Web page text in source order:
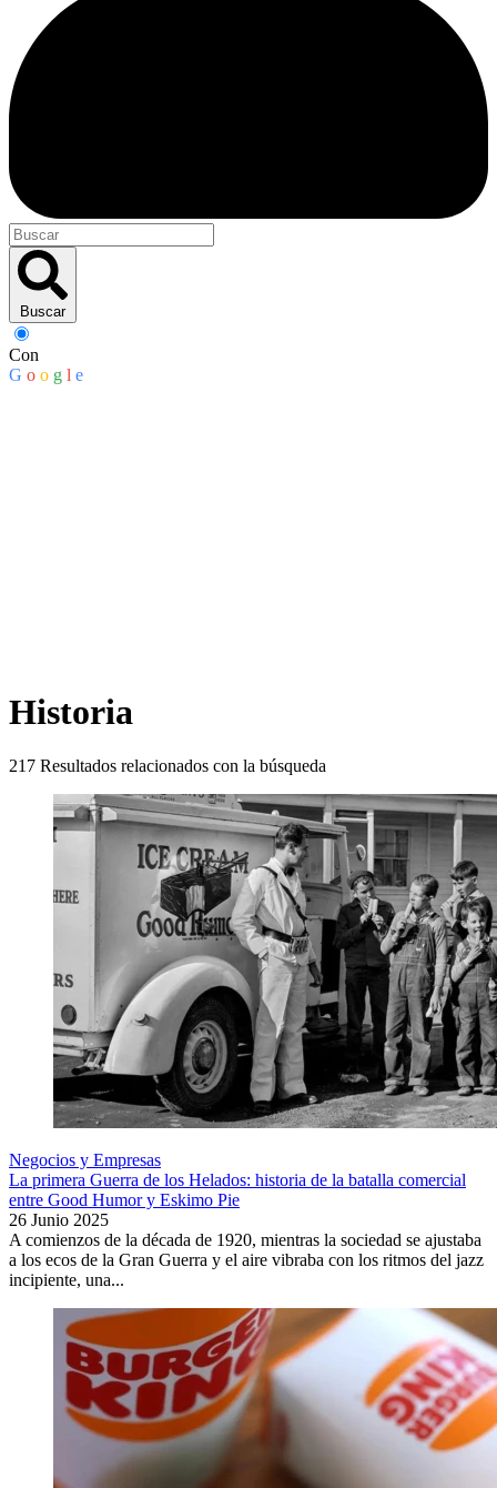
Buscar
Con
G o o g l e
Historia
217 Resultados relacionados con la búsqueda
Negocios y Empresas
La primera Guerra de los Helados: historia de la batalla comercial
entre Good Humor y Eskimo Pie
26 Junio 2025
A comienzos de la década de 1920, mientras la sociedad se ajustaba
a los ecos de la Gran Guerra y el aire vibraba con los ritmos del jazz
incipiente, una...